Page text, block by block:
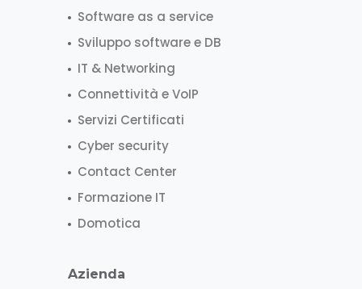
Software as a service
Sviluppo software e DB
IT & Networking
Connettività e VoIP
Servizi Certificati
Cyber security
Contact Center
Formazione IT
Domotica
Azienda